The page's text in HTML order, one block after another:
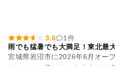
3.6
1件
雨でも猛暑でも大満足！東北最
宮城県岩沼市に2026年6月オー